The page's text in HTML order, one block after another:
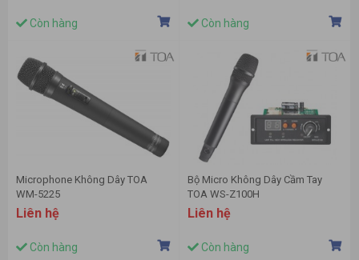
Còn hàng Còn hàng
Microphone Không Dây TOA
WM-5225
Liên hệ
Còn hàng
Bộ Micro Không Dây Cầm Tay
TOA WS-Z100H
Liên hệ
Còn hàng